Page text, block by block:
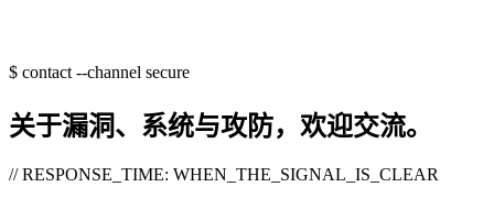
$ contact --channel secure
关于漏洞、系统与攻防，欢迎交流。
// RESPONSE_TIME: WHEN_THE_SIGNAL_IS_CLEAR